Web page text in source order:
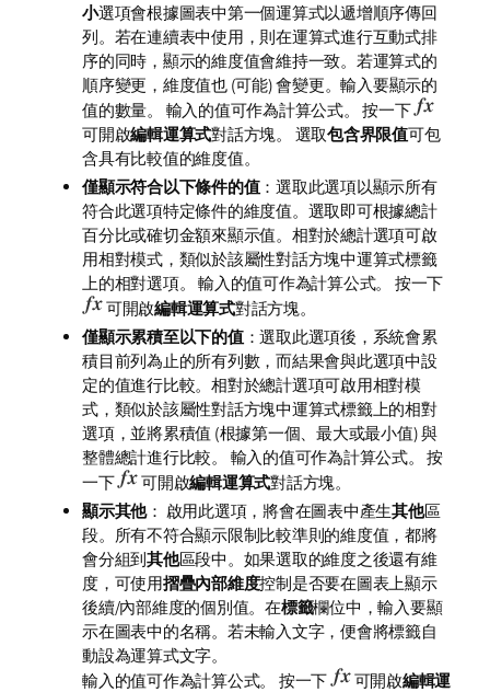
小選項會根據圖表中第一個運算式以遞增順序傳回
列。若在連續表中使用，則在運算式進行互動式排
序的同時，顯示的維度值會維持一致。若運算式的
順序變更，維度值也 (可能) 會變更。輸入要顯示的
值的數量。 輸入的值可作為計算公式。 按一下
可開啟編輯運算式對話方塊。 選取包含界限值可包
含具有比較值的維度值。
僅顯示符合以下條件的值：選取此選項以顯示所有
符合此選項特定條件的維度值。選取即可根據總計
百分比或確切金額來顯示值。 相對於總計選項可啟
用相對模式，類似於該屬性對話方塊中運算式標籤
上的相對選項。 輸入的值可作為計算公式。 按一下
可開啟編輯運算式對話方塊。
僅顯示累積至以下的值：選取此選項後，系統會累
積目前列為止的所有列數，而結果會與此選項中設
定的值進行比較。 相對於總計選項可啟用相對模
式，類似於該屬性對話方塊中運算式標籤上的相對
選項，並將累積值 (根據第一個、最大或最小值) 與
整體總計進行比較。 輸入的值可作為計算公式。 按
一下
可開啟編輯運算式對話方塊。
顯示其他： 啟用此選項，將會在圖表中產生其他區
段。所有不符合顯示限制比較準則的維度值，都將
會分組到其他區段中。如果選取的維度之後還有維
度，可使用摺疊內部維度控制是否要在圖表上顯示
後續/內部維度的個別值。在標籤欄位中，輸入要顯
示在圖表中的名稱。若未輸入文字，便會將標籤自
動設為運算式文字。
輸入的值可作為計算公式。 按一下
可開啟編輯運